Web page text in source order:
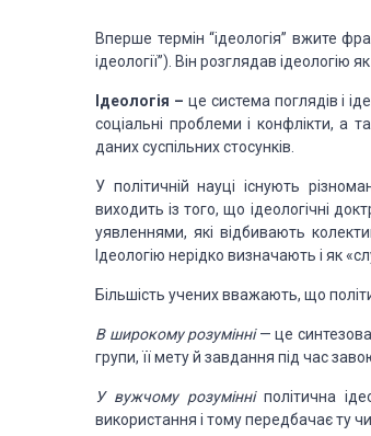
Вперше термін “ідеологія” вжите
ідеології”). Він розглядав ідеологію
Ідеологія – це система поглядів і
соціальні проблеми і конфлікти, а
даних суспільних стосунків.
У політичній науці існують
виходить із того, що ідеологічні
уявленнями, які відбивають
Ідеологію нерідко визначають і як
Більшість учених вважають, що
В широкому розумінні— це
групи, її мету й завдання під час
У вужчому розумінніполітична
використання і тому передбачає ту чи